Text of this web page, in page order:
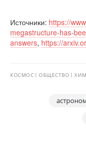
Источники: https://
megastructure-has-
answers, https://
КОСМОС ОБЩЕСТВО